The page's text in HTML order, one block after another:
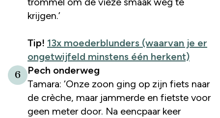
krijgen.’
Tip! 13x moederblunders (waarvan je er
ongetwijfeld minstens één herkent)
6
Pech onderweg
Tamara: ‘Onze zoon ging op zijn fiets naar
de crèche, maar jammerde en fietste voor
geen meter door. Na eencpaar keer